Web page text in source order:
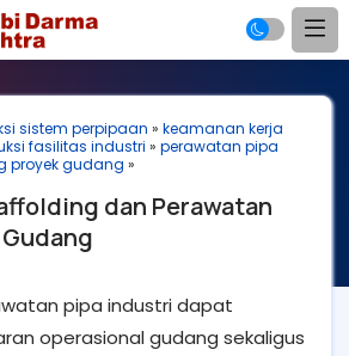
sistem perpipaan » keamanan kerja
fasilitas industri » perawatan pipa
proyek gudang »
dan Perawatan
pipa industri dapat
operasional gudang sekaligus